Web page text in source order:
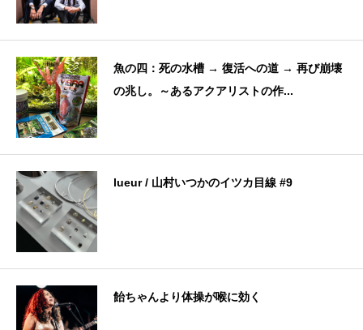
魚の四：死の水槽 → 復活への道 → 再び崩壊
の兆し。～あるアクアリストの作...
lueur / 山村いつかのイツカ目線 #9
飴ちゃんより体操が喉に効く